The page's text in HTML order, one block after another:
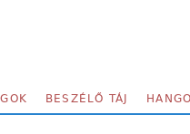
BESZÉLŐ TÁJ